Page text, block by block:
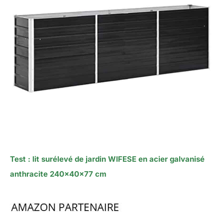
Test : lit surélevé de jardin WIFESE en acier galvanisé
anthracite 240x40x77 cm